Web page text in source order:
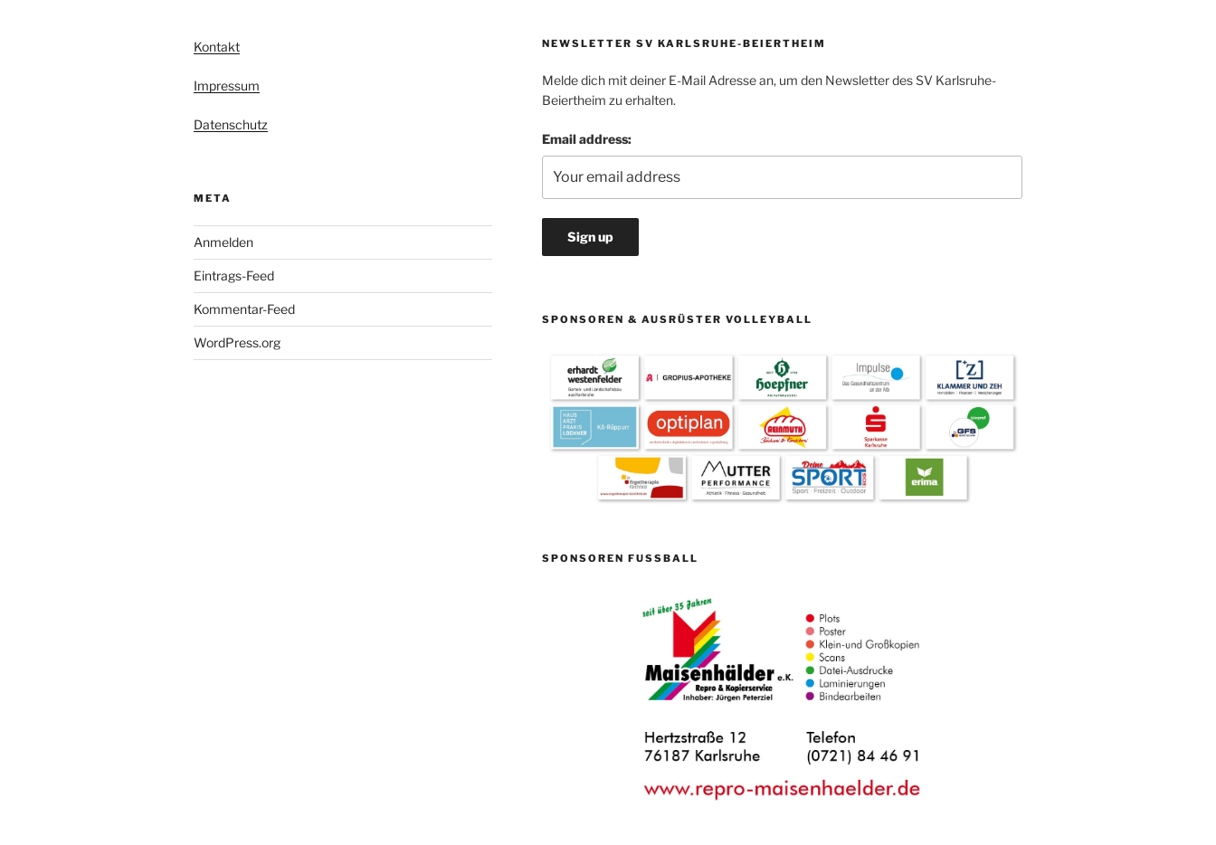
Kontakt
Impressum
Datenschutz
META
Anmelden
Eintrags-Feed
Kommentar-Feed
WordPress.org
NEWSLETTER SV KARLSRUHE-BEIERTHEIM
Melde dich mit deiner E-Mail Adresse an, um den Newsletter des SV Karlsruhe-
Beiertheim zu erhalten.
Email address:
SPONSOREN & AUSRÜSTER VOLLEYBALL
SPONSOREN FUSSBALL